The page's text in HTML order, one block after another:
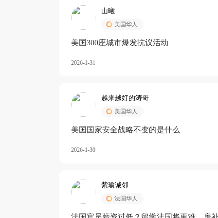
山曦
美国华人
美国300座城市爆发抗议活动
2026-1-31
越来越好的涛哥
美国华人
美国国家安全战略不变的是什么
2026-1-30
紫瑜诚邻
法国华人